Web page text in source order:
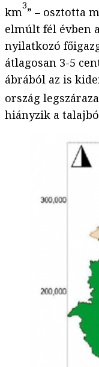
km3” – osztotta
elmúlt fél évben
nyilatkozó
átlagosan 3-5
ábrából az is
ország
hiányzik a